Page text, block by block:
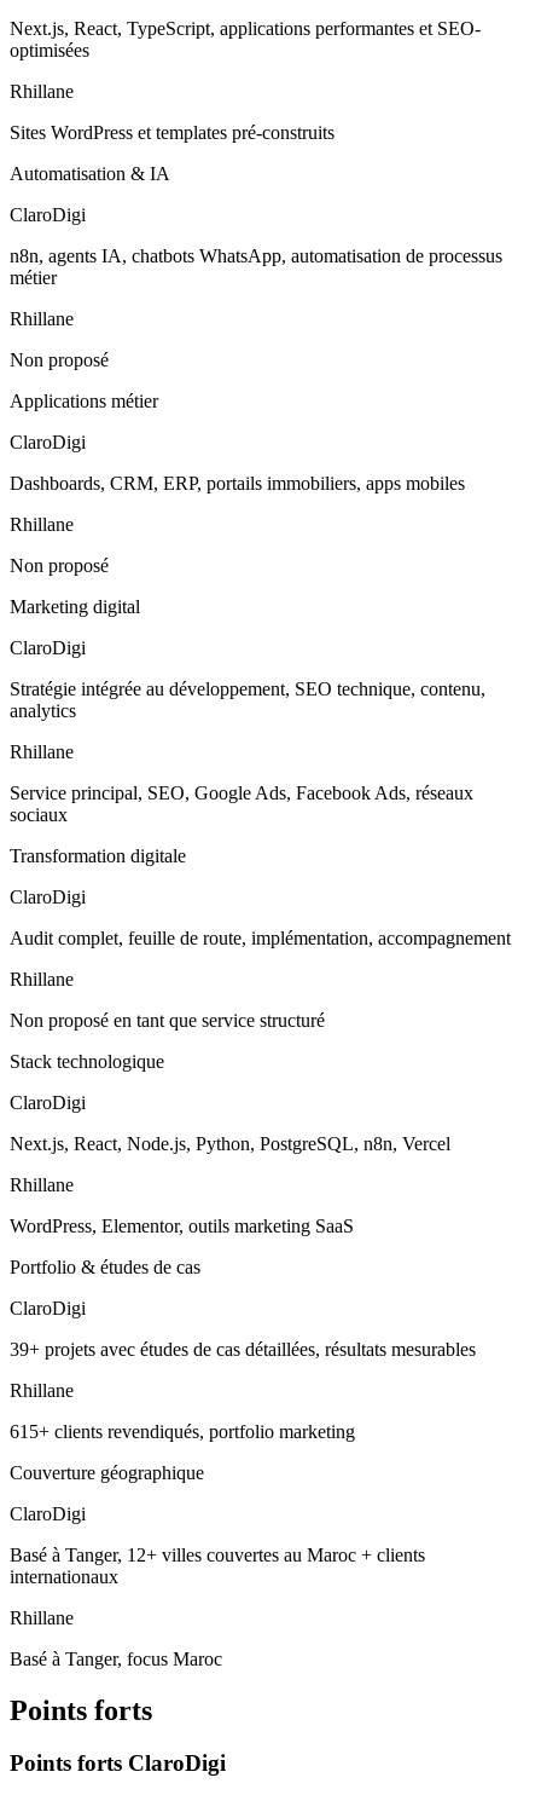
Next.js, React, TypeScript, applications performantes et SEO-
optimisées
Rhillane
Sites WordPress et templates pré-construits
Automatisation & IA
ClaroDigi
n8n, agents IA, chatbots WhatsApp, automatisation de processus
métier
Rhillane
Non proposé
Applications métier
ClaroDigi
Dashboards, CRM, ERP, portails immobiliers, apps mobiles
Rhillane
Non proposé
Marketing digital
ClaroDigi
Stratégie intégrée au développement, SEO technique, contenu,
analytics
Rhillane
Service principal, SEO, Google Ads, Facebook Ads, réseaux
sociaux
Transformation digitale
ClaroDigi
Audit complet, feuille de route, implémentation, accompagnement
Rhillane
Non proposé en tant que service structuré
Stack technologique
ClaroDigi
Next.js, React, Node.js, Python, PostgreSQL, n8n, Vercel
Rhillane
WordPress, Elementor, outils marketing SaaS
Portfolio & études de cas
ClaroDigi
39+ projets avec études de cas détaillées, résultats mesurables
Rhillane
615+ clients revendiqués, portfolio marketing
Couverture géographique
ClaroDigi
Basé à Tanger, 12+ villes couvertes au Maroc + clients
internationaux
Rhillane
Basé à Tanger, focus Maroc
Points forts
Points forts ClaroDigi